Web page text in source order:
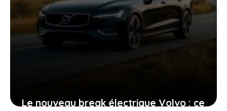
Le nouveau break électrique Volvo : ce